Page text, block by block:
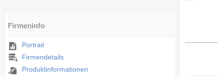
Firmeninfo
Portrait
Firmendetails
Produktinformationen